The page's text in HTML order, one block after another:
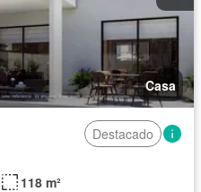
Casa
Destacado
118 m²